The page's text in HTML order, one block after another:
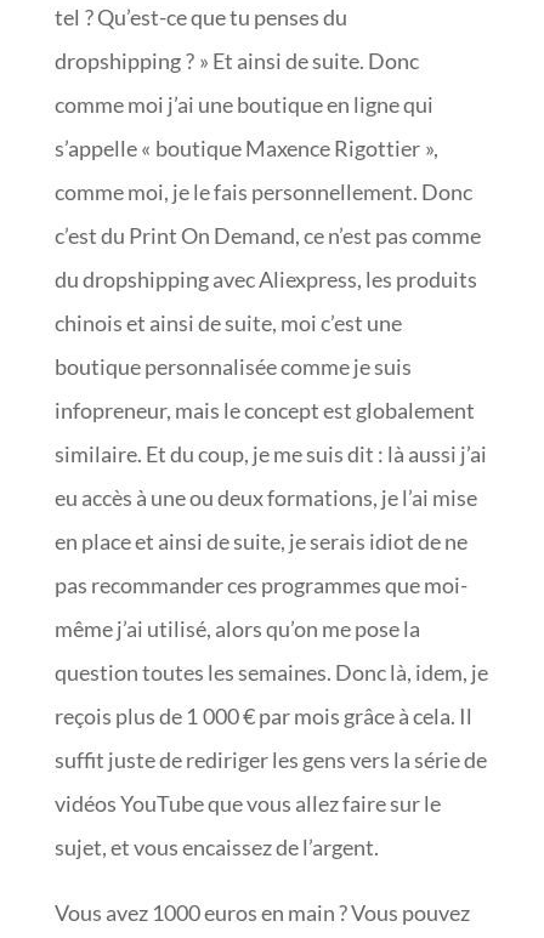
tel ? Qu’est-ce que tu penses du
dropshipping ? » Et ainsi de suite. Donc
comme moi j’ai une boutique en ligne qui
s’appelle « boutique Maxence Rigottier »,
comme moi, je le fais personnellement. Donc
c’est du Print On Demand, ce n’est pas comme
du dropshipping avec Aliexpress, les produits
chinois et ainsi de suite, moi c’est une
boutique personnalisée comme je suis
infopreneur, mais le concept est globalement
similaire. Et du coup, je me suis dit : là aussi j’ai
eu accès à une ou deux formations, je l’ai mise
en place et ainsi de suite, je serais idiot de ne
pas recommander ces programmes que moi-
même j’ai utilisé, alors qu’on me pose la
question toutes les semaines. Donc là, idem, je
reçois plus de 1 000 € par mois grâce à cela. Il
suffit juste de rediriger les gens vers la série de
vidéos YouTube que vous allez faire sur le
sujet, et vous encaissez de l’argent.
Vous avez 1000 euros en main ? Vous pouvez